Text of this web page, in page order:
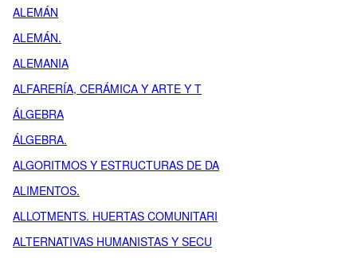
ALEMÁN
ALEMÁN.
ALEMANIA
ALFARERÍA, CERÁMICA Y ARTE Y T
ÁLGEBRA
ÁLGEBRA.
ALGORITMOS Y ESTRUCTURAS DE DA
ALIMENTOS.
ALLOTMENTS. HUERTAS COMUNITARI
ALTERNATIVAS HUMANISTAS Y SECU